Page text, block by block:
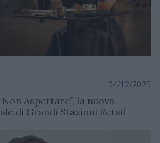
04/12/2025
Aspettare”, la nuova
di Grandi Stazioni Retail